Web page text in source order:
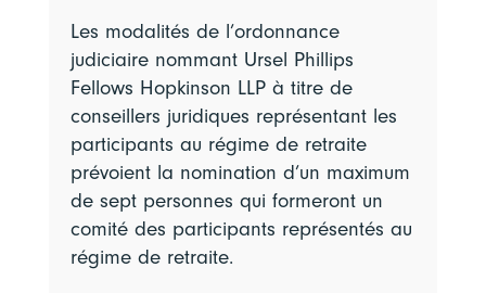
Les modalités de l’ordonnance
judiciaire nommant Ursel Phillips
Fellows Hopkinson LLP à titre de
conseillers juridiques représentant les
participants au régime de retraite
prévoient la nomination d’un maximum
de sept personnes qui formeront un
comité des participants représentés au
régime de retraite.